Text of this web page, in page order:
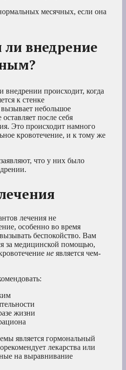
месячных, если она
ли внедрение
внедрении происходит, когда
к стенке
небольшое
после себя
Это происходит намного
кровотечение, и к тому же
что у них было
лечения не
особенно во время
беспокойство. Вам
за медицинской помощью,
не является чем-
жизни
является гормональный
лекарства или
на выравнивание